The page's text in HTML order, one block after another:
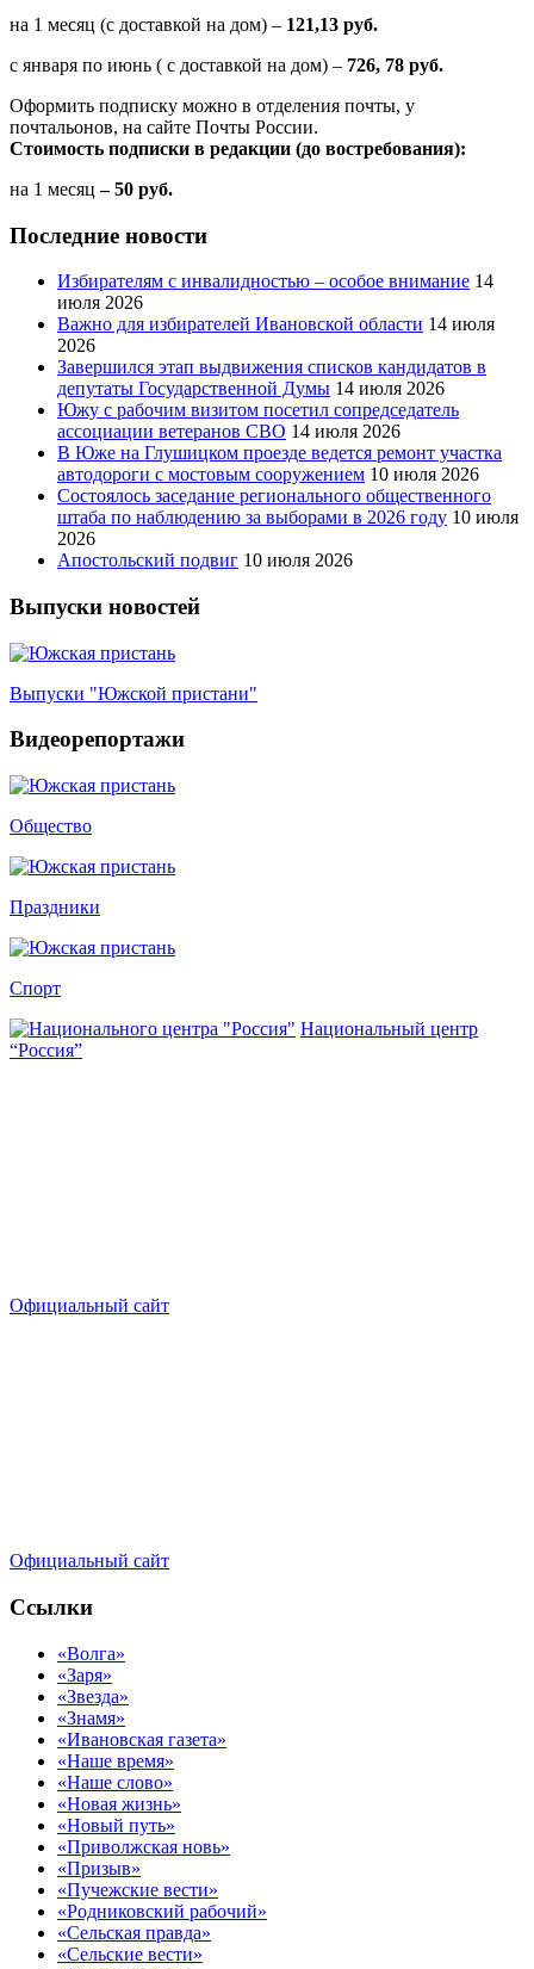
на 1 месяц (с доставкой на дом) – 121,13 руб.
с января по июнь ( с доставкой на дом) – 726, 78 руб.
Оформить подписку можно в отделения почты, у
почтальонов, на сайте Почты России.
Стоимость подписки в редакции (до востребования):
на 1 месяц – 50 руб.
Последние новости
Избирателям с инвалидностью – особое внимание 14
июля 2026
Важно для избирателей Ивановской области 14 июля
2026
Завершился этап выдвижения списков кандидатов в
депутаты Государственной Думы 14 июля 2026
Южу с рабочим визитом посетил сопредседатель
ассоциации ветеранов СВО 14 июля 2026
В Юже на Глушицком проезде ведется ремонт участка
автодороги с мостовым сооружением 10 июля 2026
Состоялось заседание регионального общественного
штаба по наблюдению за выборами в 2026 году 10 июля
2026
Апостольский подвиг 10 июля 2026
Выпуски новостей
Выпуски "Южской пристани"
Видеорепортажи
Общество
Праздники
Спорт
Национальный центр
“Россия”
Официальный сайт
Официальный сайт
Ссылки
«Волга»
«Заря»
«Звезда»
«Знамя»
«Ивановская газета»
«Наше время»
«Наше слово»
«Новая жизнь»
«Новый путь»
«Приволжская новь»
«Призыв»
«Пучежские вести»
«Родниковский рабочий»
«Сельская правда»
«Сельские вести»